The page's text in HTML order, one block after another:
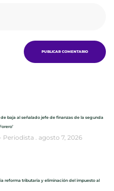
baja al señalado jefe de finanzas de la segunda
Periodista agosto 7, 2026
reforma tributaria y eliminación del impuesto al